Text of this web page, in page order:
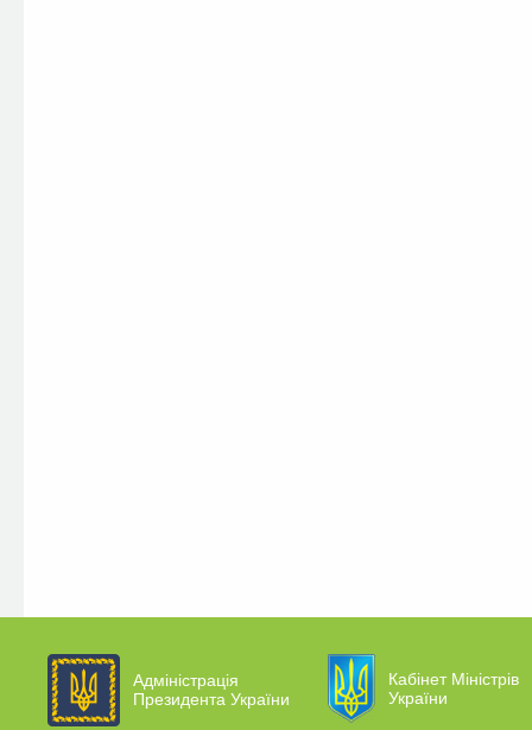
Адміністрація
Президента України
Кабінет Міністрів
України